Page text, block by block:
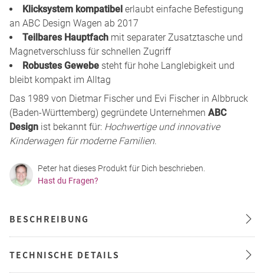
Klicksystem kompatibel erlaubt einfache Befestigung
an ABC Design Wagen ab 2017
Teilbares Hauptfach mit separater Zusatztasche und
Magnetverschluss für schnellen Zugriff
Robustes Gewebe steht für hohe Langlebigkeit und
bleibt kompakt im Alltag
Das 1989 von Dietmar Fischer und Evi Fischer in Albbruck
(Baden-Württemberg) gegründete Unternehmen ABC
Design ist bekannt für: Hochwertige und innovative
Kinderwagen für moderne Familien.
Peter hat dieses Produkt für Dich beschrieben.
Hast du Fragen?
BESCHREIBUNG
TECHNISCHE DETAILS